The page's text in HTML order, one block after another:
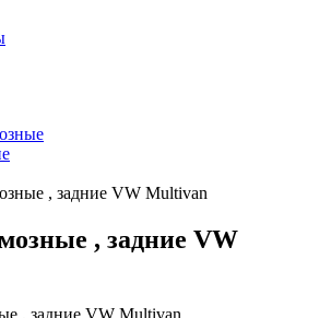
, задние VW Multivan
, задние VW